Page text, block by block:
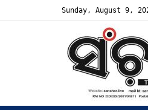
Sunday, August 9,